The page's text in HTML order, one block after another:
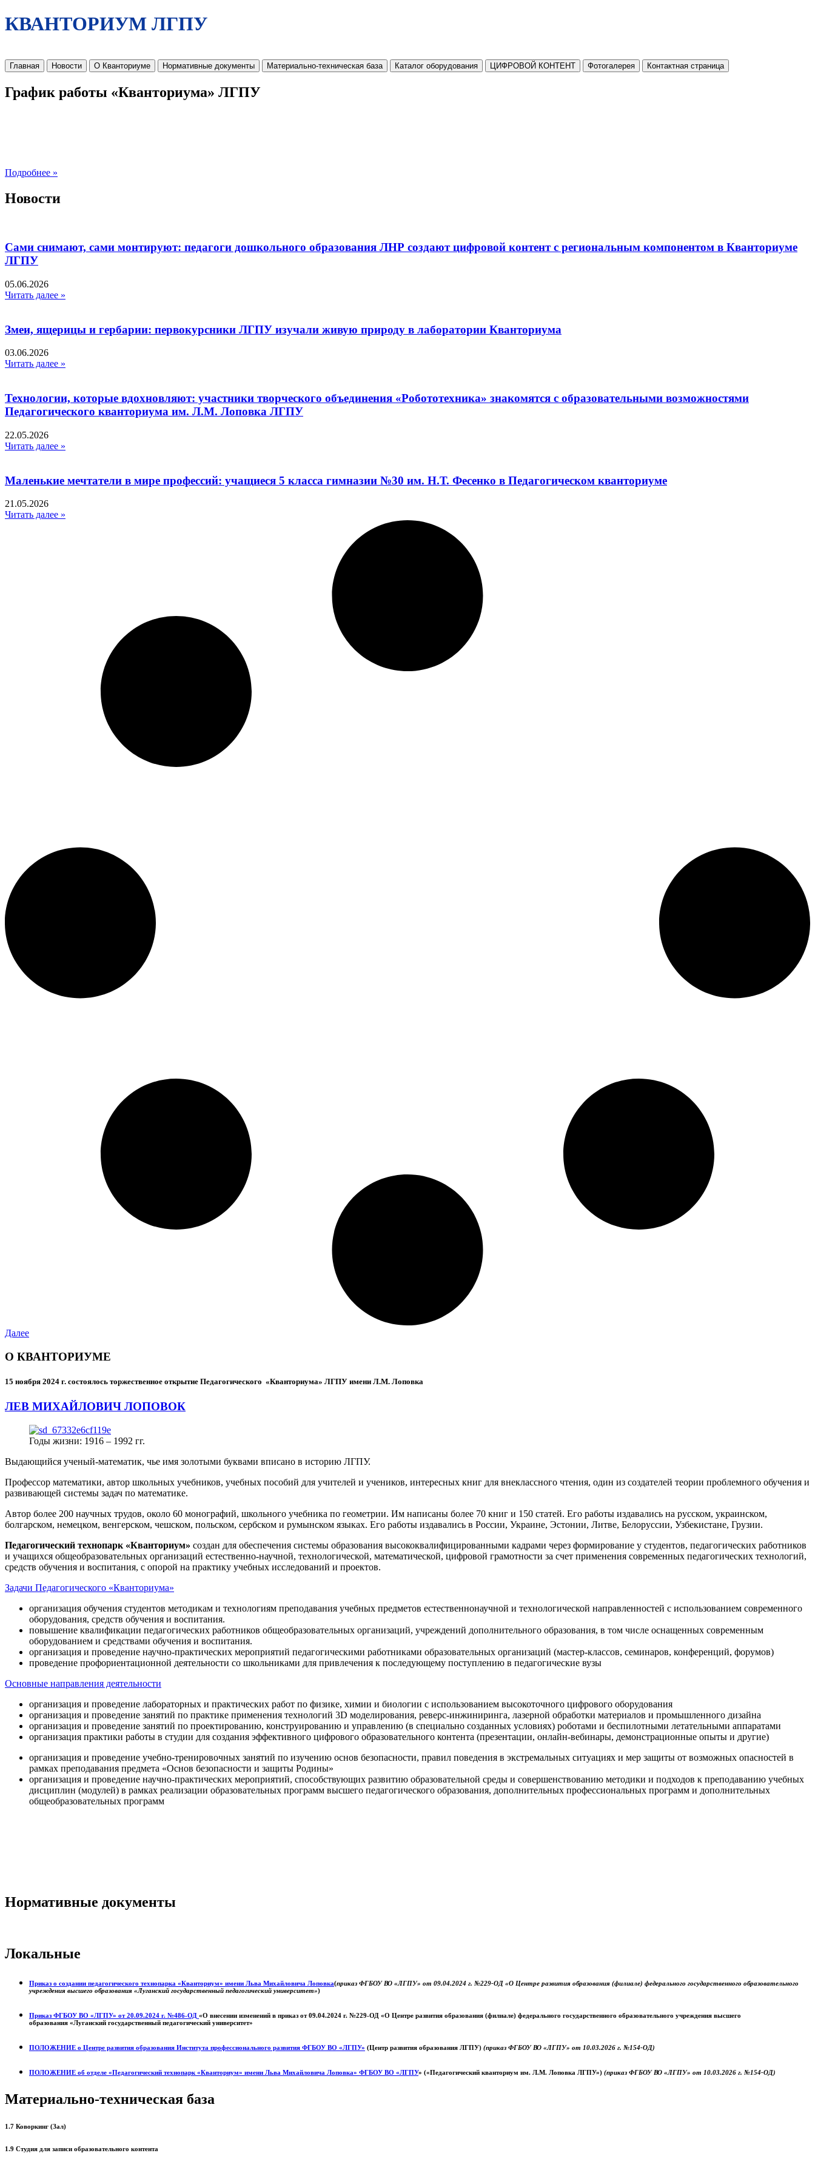
КВАНТОРИУМ ЛГПУ
Главная Новости О Кванториуме Нормативные документы Материально-техническая база Каталог оборудования ЦИФРОВОЙ КОНТЕНТ Фотогалерея Контактная страница
График работы «Кванториума» ЛГПУ
Подробнее »
Новости
Сами снимают, сами монтируют: педагоги дошкольного образования ЛНР создают цифровой контент с региональным компонентом в Кванториуме
ЛГПУ​
05.06.2026
Читать далее »
Змеи, ящерицы и гербарии: первокурсники ЛГПУ изучали живую природу в лаборатории Кванториума
03.06.2026
Читать далее »
Технологии, которые вдохновляют: участники творческого объединения «Робототехника» знакомятся с образовательными возможностями
Педагогического кванториума им. Л.М. Лоповка ЛГПУ
22.05.2026
Читать далее »
Маленькие мечтатели в мире профессий: учащиеся 5 класса гимназии №30 им. Н.Т. Фесенко в Педагогическом кванториуме
21.05.2026
Читать далее »
Далее
О КВАНТОРИУМЕ
15 ноября 2024 г. состоялось торжественное открытие Педагогического «Кванториума» ЛГПУ имени Л.М. Лоповка
ЛЕВ МИХАЙЛОВИЧ ЛОПОВОК
Годы жизни: 1916 – 1992 гг.
Выдающийся ученый-математик, чье имя золотыми буквами вписано в историю ЛГПУ.
Профессор математики, автор школьных учебников, учебных пособий для учителей и учеников, интересных книг для внеклассного чтения, один из создателей теории проблемного обучения и
развивающей системы задач по математике.
Автор более 200 научных трудов, около 60 монографий, школьного учебника по геометрии. Им написаны более 70 книг и 150 статей. Его работы издавались на русском, украинском,
болгарском, немецком, венгерском, чешском, польском, сербском и румынском языках. Его работы издавались в России, Украине, Эстонии, Литве, Белоруссии, Узбекистане, Грузии.
Педагогический технопарк «Кванториум» создан для обеспечения системы образования высококвалифицированными кадрами через формирование у студентов, педагогических работников
и учащихся общеобразовательных организаций естественно-научной, технологической, математической, цифровой грамотности за счет применения современных педагогических технологий,
средств обучения и воспитания, с опорой на практику учебных исследований и проектов.
Задачи Педагогического «Кванториума»
организация обучения студентов методикам и технологиям преподавания учебных предметов естественнонаучной и технологической направленностей с использованием современного
оборудования, средств обучения и воспитания.
повышение квалификации педагогических работников общеобразовательных организаций, учреждений дополнительного образования, в том числе оснащенных современным
оборудованием и средствами обучения и воспитания.
организация и проведение научно-практических мероприятий педагогическими работниками образовательных организаций (мастер-классов, семинаров, конференций, форумов)
проведение профориентационной деятельности со школьниками для привлечения к последующему поступлению в педагогические вузы
Основные направления деятельности
организация и проведение лабораторных и практических работ по физике, химии и биологии с использованием высокоточного цифрового оборудования
организация и проведение занятий по практике применения технологий 3D моделирования, реверс-инжиниринга, лазерной обработки материалов и промышленного дизайна
организация и проведение занятий по проектированию, конструированию и управлению (в специально созданных условиях) роботами и беспилотными летательными аппаратами
организация практики работы в студии для создания эффективного цифрового образовательного контента (презентации, онлайн-вебинары, демонстрационные опыты и другие)
организация и проведение учебно-тренировочных занятий по изучению основ безопасности, правил поведения в экстремальных ситуациях и мер защиты от возможных опасностей в
рамках преподавания предмета «Основ безопасности и защиты Родины»
организация и проведение научно-практических мероприятий, способствующих развитию образовательной среды и совершенствованию методики и подходов к преподаванию учебных
дисциплин (модулей) в рамках реализации образовательных программ высшего педагогического образования, дополнительных профессиональных программ и дополнительных
общеобразовательных программ
Нормативные документы
Локальные
Приказ о создании педагогического технопарка «Кванториум» имени Льва Михайловича Лоповка(приказ ФГБОУ ВО «ЛГПУ» от 09.04.2024 г. №229-ОД «О Центре развития образования (филиале) федерального государственного образовательного
учреждения высшего образования «Луганский государственный педагогический университет»)
Приказ ФГБОУ ВО «ЛГПУ» от 20.09.2024 г. №486-ОД «О внесении изменений в приказ от 09.04.2024 г. №229-ОД «О Центре развития образования (филиале) федерального государственного образовательного учреждения высшего
образования «Луганский государственный педагогический университет»
ПОЛОЖЕНИЕ о Центре развития образования Института профессионального развития ФГБОУ ВО «ЛГПУ» (Центр развития образования ЛГПУ) (приказ ФГБОУ ВО «ЛГПУ» от 10.03.2026 г. №154-ОД)
ПОЛОЖЕНИЕ об отделе «Педагогический технопарк «Кванториум» имени Льва Михайловича Лоповка» ФГБОУ ВО «ЛГПУ» («Педагогический кванториум им. Л.М. Лоповка ЛГПУ») (приказ ФГБОУ ВО «ЛГПУ» от 10.03.2026 г. №154-ОД)
Материально-техническая база
1.7 Коворкинг (Зал)
1.9 Студия для записи образовательного контента